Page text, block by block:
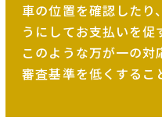
車の位置を確認したり、
うにしてお支払いを促
このような万が一の対
審査基準を低くするこ